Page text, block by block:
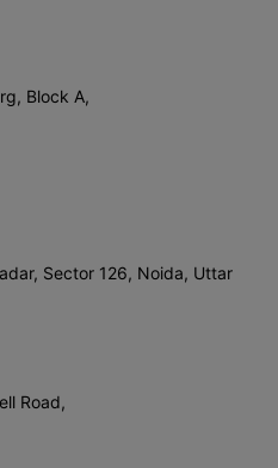
Block A,
Sector 126, Noida, Uttar
Road,